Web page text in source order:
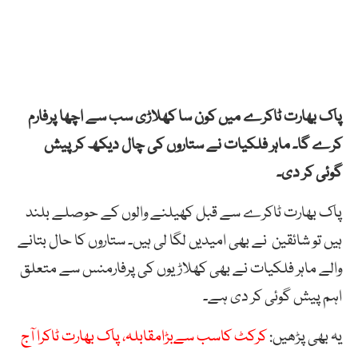
پاک بھارت ٹاکرے میں کون سا کھلاڑی سب سے اچھا پرفارم
کرے گا۔ ماہر فلکیات نے ستاروں کی چال دیکھ کر پیش
گوئی کر دی۔
پاک بھارت ٹاکرے سے قبل کھیلنے والوں کے حوصلے بلند
ہیں تو شائقین نے بھی امیدیں لگا لی ہیں۔ ستاروں کا حال بتانے
والے ماہر فلکیات نے بھی کھلاڑیوں کی پرفارمنس سے متعلق
اہم پیش گوئی کر دی ہے۔
یہ بھی پڑھیں:کرکٹ کاسب سےبڑامقابلہ، پاک بھارت ٹاکرا آج